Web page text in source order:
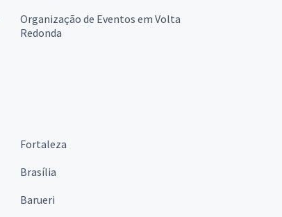
Organização de Eventos em Volta
Redonda
Fortaleza
Brasília
Barueri